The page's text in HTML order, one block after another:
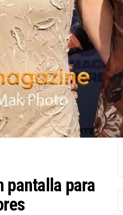
pantalla para